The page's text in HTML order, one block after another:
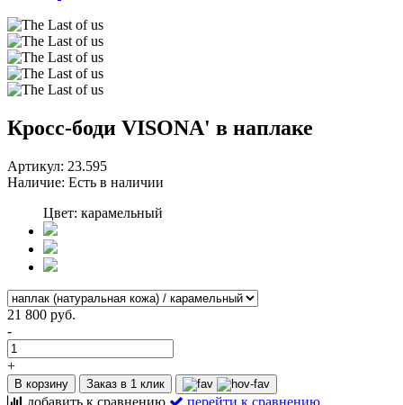
Кросс-боди VISONA' в наплаке
Артикул: 23.595
Наличие: Есть в наличии
Цвет: карамельный
21 800 руб.
-
+
В корзину Заказ в 1 клик
добавить к сравнению перейти к сравнению